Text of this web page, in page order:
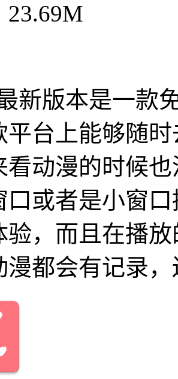
23.69M
新版本是一款
平台上能够随
看动漫的时候
口或者是小窗
验，而且在播
漫都会有记录